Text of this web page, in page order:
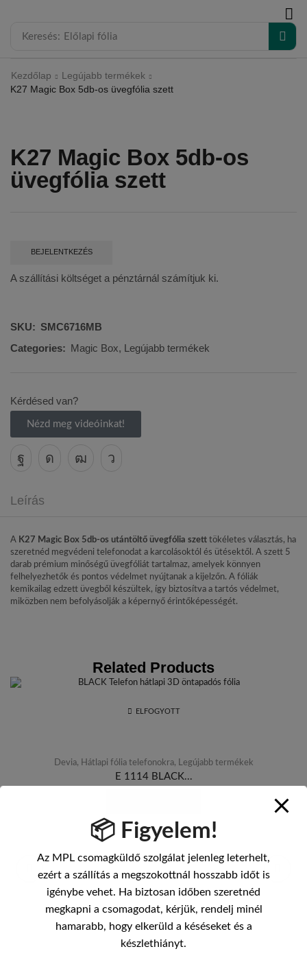
Keresés: Előlapi fólia
Kezdőlap
Legújabb termékek
K27 Magic Box 5db-os üvegfólia szett
K27 Magic Box 5db-os
üvegfólia szett
BEJELENTKEZÉS
A szállítási költséget a pénztárnál számítjuk ki.
SKU: SMC6716MB
Categories: Magic Box, Legújabb termékek
Kérdésed van?
Nézd meg videóinkat!
Leírás
A K27 Magic Box 5db-os utántöltő üvegfólia szett tökéletes választás, ha
szeretnéd megvédeni telefonodat a karcolásoktól és ütésektől. A szett 5
darab prémium minőségű üvegfóliát tartalmaz, amelyek könnyen
felhelyezhetők és pontos védelmet nyújtanak a kijelzőn. A fóliák
kemikailag edzett üvegből készültek, így biztosítva a tartós védelmet,
miközben nem befolyásolják a képernyő érintőképességét.
Related Products
ELFOGYOTT
Devia, Hátlapi fólia telefonokra, Legújabb termékek
E 1114 BLACK...
📦 Figyelem!
Az MPL csomagküldő szolgálat jelenleg leterhelt,
ezért a szállítás a megszokottnál hosszabb időt is
igénybe vehet. Ha biztosan időben szeretnéd
megkapni a csomagodat, kérjük, rendelj minél
hamarabb, hogy elkerüld a késéseket és a
készlethiányt.